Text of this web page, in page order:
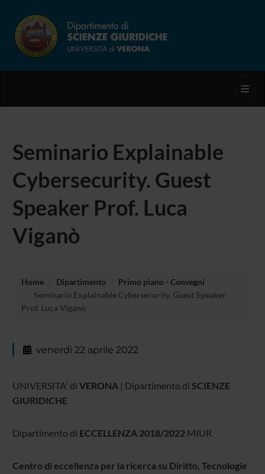
Seminario Explainable
Cybersecurity. Guest
Speaker Prof. Luca
Viganò
Home Dipartimento
Primo piano - Convegni
Seminario Explainable Cybersecurity. Guest Speaker
Prof. Luca Viganò
venerdì 22 aprile 2022
UNIVERSITA' di VERONA| Dipartimento di SCIENZE
GIURIDICHE
Dipartimento di ECCELLENZA 2018/2022 MIUR
Centro di eccellenza per la ricerca su Diritto, Tecnologie